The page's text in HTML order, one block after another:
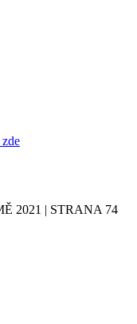
2021 | STRANA 74